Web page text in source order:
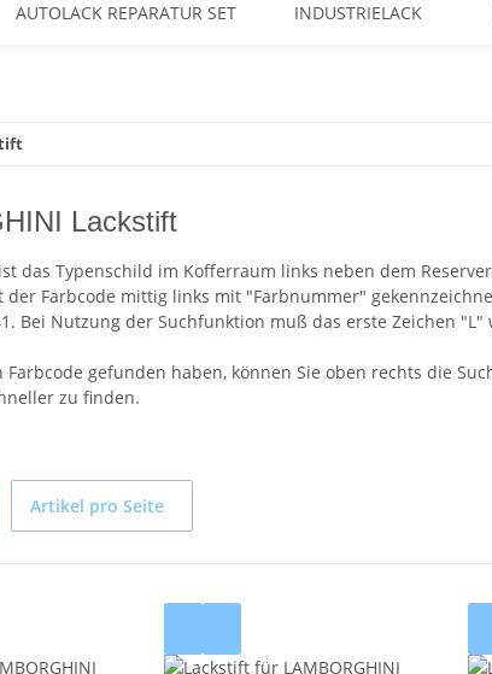
AUTOLACK REPARATUR SET INDUSTRIELACK
Lackstift
das Typenschild im Kofferraum links neben dem
der Farbcode mittig links mit "Farbnummer"
Bei Nutzung der Suchfunktion muß das erste Zeichen "L"
Farbcode gefunden haben, können Sie oben rechts die
zu finden.
Artikel pro Seite